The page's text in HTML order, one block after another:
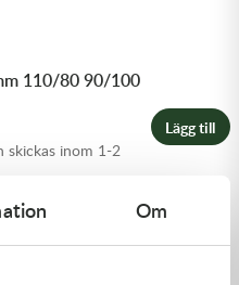
Om
110/80 90/100
skickas inom 1-2
Lägg till